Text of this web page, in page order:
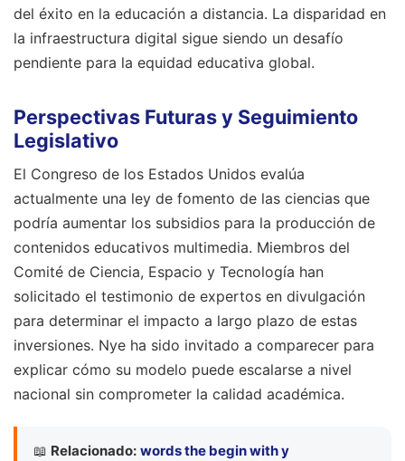
del éxito en la educación a distancia. La disparidad en
la infraestructura digital sigue siendo un desafío
pendiente para la equidad educativa global.
Perspectivas Futuras y Seguimiento
Legislativo
El Congreso de los Estados Unidos evalúa
actualmente una ley de fomento de las ciencias que
podría aumentar los subsidios para la producción de
contenidos educativos multimedia. Miembros del
Comité de Ciencia, Espacio y Tecnología han
solicitado el testimonio de expertos en divulgación
para determinar el impacto a largo plazo de estas
inversiones. Nye ha sido invitado a comparecer para
explicar cómo su modelo puede escalarse a nivel
nacional sin comprometer la calidad académica.
📖 Relacionado: words the begin with y